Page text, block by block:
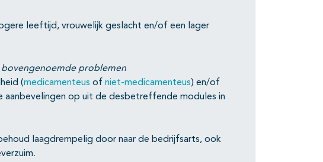
leeftijd, vrouwelijk geslacht en/of een lager
bovengenoemde problemen
(medicamenteus of niet-medicamenteus) en/of
aanbevelingen op uit de desbetreffende modules in
laagdrempelig door naar de bedrijfsarts, ook